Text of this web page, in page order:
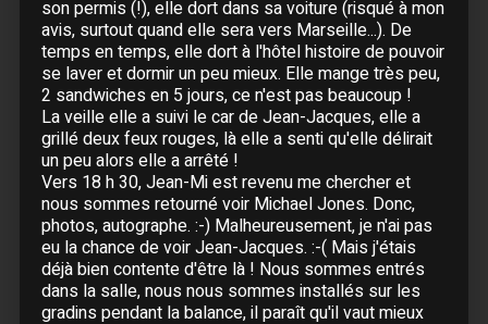
Octobre
01 Octobre : Paris- Zénith
02 Octobre :Paris- Zénith
03 Octobre : Paris- Zénith
04 Octobre :Paris- Zénith
06 Octobre :Lille- Zénith
07 Octobre :Lille - Zénith
08 Octobre :Bruxelles (Belgique)- Forest
National
09 Octobre :Bruxelles (Belgique)- Forest
National
10 Octobre :Bruxelles (Belgique)- Forest
son permis (!), elle dort dans sa voiture (risqué à mon
avis, surtout quand elle sera vers Marseille...). De
temps en temps, elle dort à l'hôtel histoire de pouvoir
se laver et dormir un peu mieux. Elle mange très peu,
2 sandwiches en 5 jours, ce n'est pas beaucoup !
La veille elle a suivi le car de Jean-Jacques, elle a
grillé deux feux rouges, là elle a senti qu'elle délirait
un peu alors elle a arrêté !
Vers 18 h 30, Jean-Mi est revenu me chercher et
nous sommes retourné voir Michael Jones. Donc,
photos, autographe. :-) Malheureusement, je n'ai pas
eu la chance de voir Jean-Jacques. :-( Mais j'étais
déjà bien contente d'être là ! Nous sommes entrés
dans la salle, nous nous sommes installés sur les
gradins pendant la balance, il paraît qu'il vaut mieux